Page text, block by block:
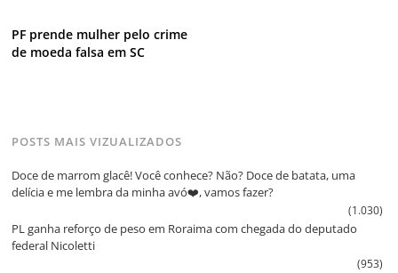
PF prende mulher pelo crime
de moeda falsa em SC
POSTS MAIS VIZUALIZADOS
Doce de marrom glacê! Você conhece? Não? Doce de batata, uma
delícia e me lembra da minha avó❤️, vamos fazer?
(1.030)
PL ganha reforço de peso em Roraima com chegada do deputado
federal Nicoletti
(953)